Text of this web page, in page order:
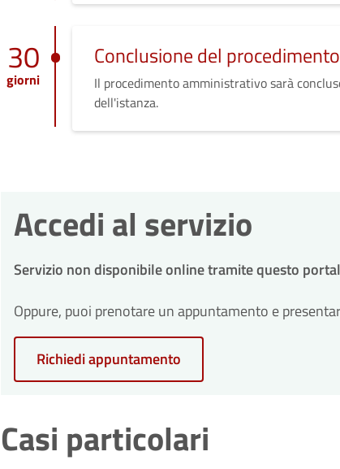
30
giorni
Conclusione del procedimento
Il procedimento amministrativo sarà
dell'istanza.
Accedi al servizio
Servizio non disponibile online tramite questo
Oppure, puoi prenotare un appuntamento e
Richiedi appuntamento
Casi particolari